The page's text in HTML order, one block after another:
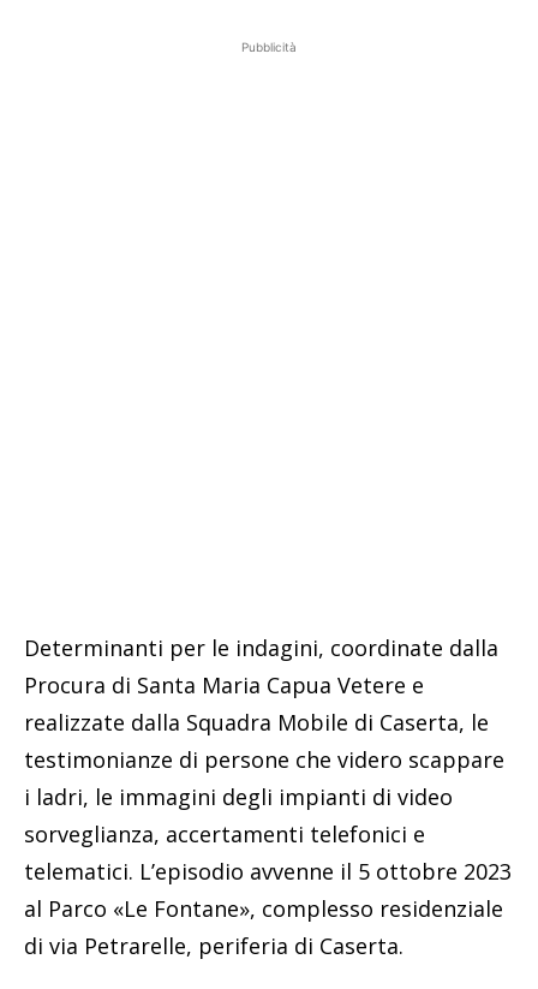
Pubblicità
Determinanti per le indagini, coordinate dalla
Procura di Santa Maria Capua Vetere e
realizzate dalla Squadra Mobile di Caserta, le
testimonianze di persone che videro scappare
i ladri, le immagini degli impianti di video
sorveglianza, accertamenti telefonici e
telematici. L’episodio avvenne il 5 ottobre 2023
al Parco «Le Fontane», complesso residenziale
di via Petrarelle, periferia di Caserta.